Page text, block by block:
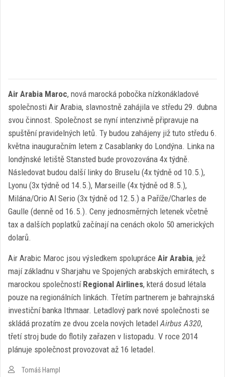
Air Arabia Maroc, nová marocká pobočka nízkonákladové
společnosti Air Arabia, slavnostně zahájila ve středu 29. dubna
svou činnost. Společnost se nyní intenzivně připravuje na
spuštění pravidelných letů. Ty budou zahájeny již tuto středu 6.
května inauguračním letem z Casablanky do Londýna. Linka na
londýnské letiště Stansted bude provozována 4x týdně.
Následovat budou další linky do Bruselu (4x týdně od 10.5.),
Lyonu (3x týdně od 14.5.), Marseille (4x týdně od 8.5.),
Milána/Orio Al Serio (3x týdně od 12.5.) a Paříže/Charles de
Gaulle (denně od 16.5.). Ceny jednosměrných letenek včetně
tax a dalších poplatků začínají na cenách okolo 50 amerických
dolarů.
Air Arabic Maroc jsou výsledkem spolupráce Air Arabia, jež
mají základnu v Sharjahu ve Spojených arabských emirátech, s
marockou společností Regional Airlines, která dosud létala
pouze na regionálních linkách. Třetím partnerem je bahrajnská
investiční banka Ithmaar. Letadlový park nové společnosti se
skládá prozatím ze dvou zcela nových letadelAirbus A320,
třetí stroj bude do flotily zařazen v listopadu. V roce 2014
plánuje společnost provozovat až 16 letadel.
Tomáš Hampl